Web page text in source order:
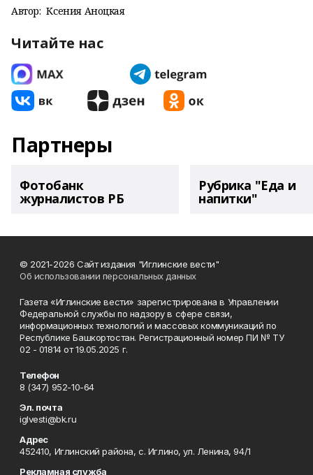
Автор: Ксения Аноцкая
Читайте нас
Партнеры
Фотобанк
журналистов РБ
Рубрика "Еда и
напитки"
© 2021-2026 Сайт издания "Иглинские вести"
Об использовании персональных данных
Газета «Иглинские вести» зарегистрирована в Управлении
Федеральной службы по надзору в сфере связи,
информационных технологий и массовых коммуникаций по
Республике Башкортостан. Регистрационный номер ПИ № ТУ
02 - 01814 от 19.05.2025 г.
Телефон
8 (347) 952-10-64
Эл. почта
iglvesti@bk.ru
Адрес
452410, Иглинский района, с. Иглино, ул. Ленина, 94/1
Рекламная служба